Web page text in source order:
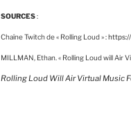
SOURCES:
Chaîne Twitch de « Rolling Loud » :
MILLMAN, Ethan. « Rolling Loud will Air
Rolling Loud Will Air Virtual Music